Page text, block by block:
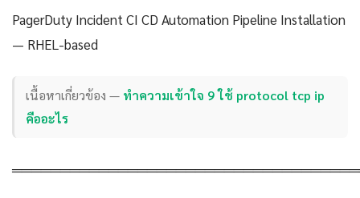
PagerDuty Incident CI CD Automation Pipeline Installation
— RHEL-based
เนื้อหาเกี่ยวข้อง — ทำความเข้าใจ 9 ใช้ protocol tcp ip
คืออะไร